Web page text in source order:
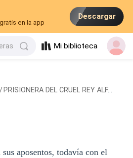
en la app
Descargar
Mi biblioteca
/ PRISIONERA DEL CRUEL REY ALFA DEL NORTE
aposentos, todavía con el